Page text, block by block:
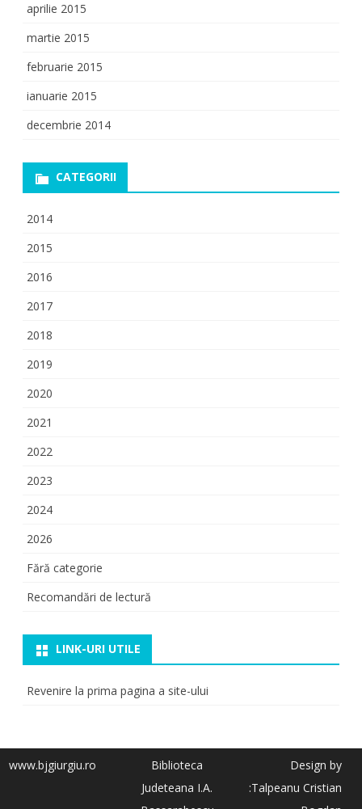
aprilie 2015
martie 2015
februarie 2015
ianuarie 2015
decembrie 2014
CATEGORII
2014
2015
2016
2017
2018
2019
2020
2021
2022
2023
2024
2026
Fără categorie
Recomandări de lectură
LINK-URI UTILE
Revenire la prima pagina a site-ului
www.bjgiurgiu.ro
Biblioteca
Judeteana I.A.
Design by
:Talpeanu Cristian